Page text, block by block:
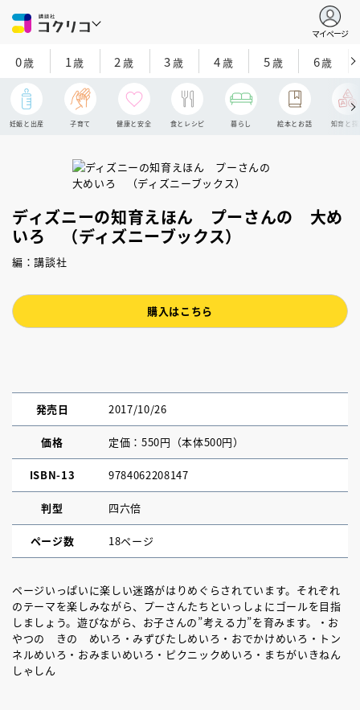
マイページ
0歳 1歳 2 歳 3歳 4歳 5歳 6歳
妊娠と出産 子育て 健康と安全 食とレシピ 暮らし 絵本とお話 知育と探
ディズニーの知育えほん プーさんの 大め
いろ （ディズニーブックス）
編：講談社
購入はこちら
発売日 2017/10/26
価格 定価：550円（本体500円）
ISBN-13 9784062208147
判型 四六倍
ページ数 18ページ
ページいっぱいに楽しい迷路がはりめぐらされています。それぞれ
のテーマを楽しみながら、プーさんたちといっしょにゴールを目指
しましょう。遊びながら、お子さんの”考える力”を育みます。・お
やつの きの めいろ・みずびたしめいろ・おでかけめいろ・トン
ネルめいろ・おみまいめいろ・ピクニックめいろ・まちがいきねん
しゃしん